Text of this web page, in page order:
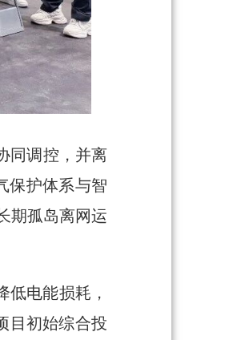
同调控，并离
保护体系与智
期孤岛离网运
电能损耗，
目初始综合投